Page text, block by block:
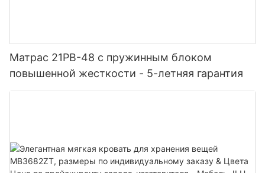
Матрас 21PB-48 с пружинным блоком
повышенной жесткости - 5-летняя гарантия